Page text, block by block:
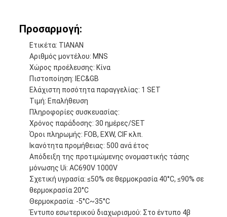
Προσαρμογή:
Ετικέτα: TIANAN
Αριθμός μοντέλου: MNS
Χώρος προέλευσης: Κίνα
Πιστοποίηση: IEC&GB
Ελάχιστη ποσότητα παραγγελίας: 1 SET
Τιμή: Επαλήθευση
Πληροφορίες συσκευασίας:
Χρόνος παράδοσης: 30 ημέρες/SET
Όροι πληρωμής: FOB, EXW, CIF κλπ.
Ικανότητα προμήθειας: 500 ανά έτος
Απόδειξη της προτιμώμενης ονομαστικής τάσης
μόνωσης Ui: AC690V 1000V
Σχετική υγρασία: ≤50% σε θερμοκρασία 40°C, ≤90% σε
θερμοκρασία 20°C
Θερμοκρασία: -5°C~35°C
Έντυπο εσωτερικού διαχωρισμού: Στο έντυπο 4β